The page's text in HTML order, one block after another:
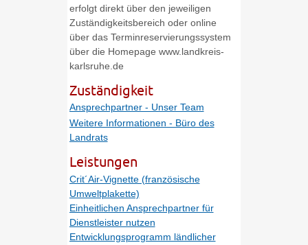
erfolgt direkt über den jeweiligen
Zuständigkeitsbereich oder online
über das Terminreservierungssystem
über die Homepage www.landkreis-
karlsruhe.de
Zuständigkeit
Ansprechpartner - Unser Team
Weitere Informationen - Büro des
Landrats
Leistungen
Crit´Air-Vignette (französische
Umweltplakette)
Einheitlichen Ansprechpartner für
Dienstleister nutzen
Entwicklungsprogramm ländlicher